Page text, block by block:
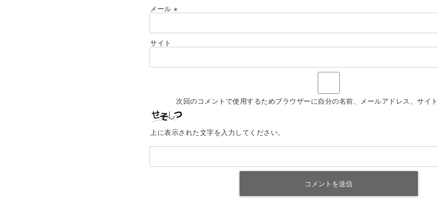
メール ※
サイト
次回のコメントで使用するためブラウザーに自分の名前、メールアドレス、サイト
上に表示された文字を入力してください。